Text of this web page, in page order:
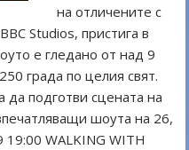
на отличените с
Studios, пристига в
е гледано от над 9
града по целия свят.
да подготви сцената на
шоута на 26,
WALKING WITH